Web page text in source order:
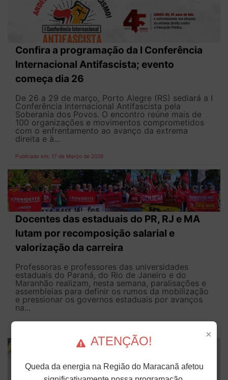
Confira a programação da I Conferência
Internacional Antifascista; evento
começa dia 26
De 26 a 29 de março, Porto Alegre (RS) sediará a I
Conferência Internacional Antifascista pela
Soberania dos Povos. O encontro reúne mais de
100 organizações e movimentos comprometidos
com o enfrentamento ao avanço da extrema
direita e à...
Publicado em: 17 de Março de 2026
Docentes das estaduais do PR, RJ e MA
lutam por recomposição salarial e
valorização da carreira
Professoras e professores das universidades
estaduais do Paraná, do Rio de Janeiro e do
Maranhão realizam, nesta semana, paralisações e
assembleias para definir os rumos da mobilização
e pressionar os governos estaduais por avanços
na...
×
ATENÇÃO!
Queda da energia na Região do Maracanã afetou